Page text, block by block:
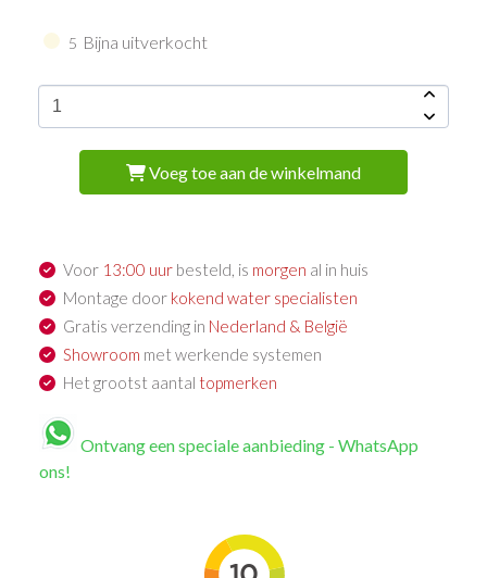
5 Bijna uitverkocht
Voeg toe aan de winkelmand
Voor 13:00 uur besteld, is morgen al in huis
Montage door kokend water specialisten
Gratis verzending in Nederland & België
Showroom met werkende systemen
Het grootst aantal topmerken
Ontvang een speciale aanbieding - WhatsApp
ons!